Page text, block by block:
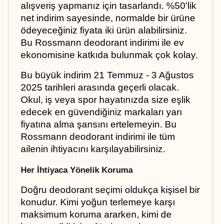
alışveriş yapmanız için tasarlandı. %50'lik
net indirim sayesinde, normalde bir ürüne
ödeyeceğiniz fiyata iki ürün alabilirsiniz.
Bu Rossmann deodorant indirimi ile ev
ekonomisine katkıda bulunmak çok kolay.
Bu büyük indirim 21 Temmuz - 3 Ağustos
2025 tarihleri arasında geçerli olacak.
Okul, iş veya spor hayatınızda size eşlik
edecek en güvendiğiniz markaları yarı
fiyatına alma şansını ertelemeyin. Bu
Rossmann deodorant indirimi ile tüm
ailenin ihtiyacını karşılayabilirsiniz.
Her İhtiyaca Yönelik Koruma
Doğru deodorant seçimi oldukça kişisel bir
konudur. Kimi yoğun terlemeye karşı
maksimum koruma ararken, kimi de